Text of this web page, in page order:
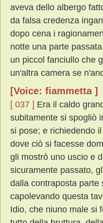
aveva dello albergo
da falsa credenza
dopo cena i
notte una parte
un piccol fanciullo che
un'altra camera se
[Voice: fiammetta ]
[ 037 ] Era il caldo
subitamente si spogliò
si pose; e richiedendo
dove ciò si facesse
gli mostrò uno uscio e
sicuramente passato,
dalla contraposta parte
capolevando questa
Idio, che niuno male si